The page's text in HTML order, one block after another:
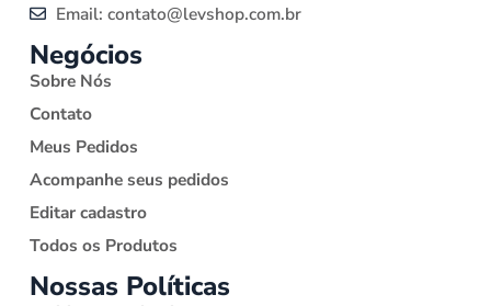
Email: contato@levshop.com.br
Negócios
Sobre Nós
Contato
Meus Pedidos
Acompanhe seus pedidos
Editar cadastro
Todos os Produtos
Nossas Políticas